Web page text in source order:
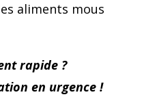
aliments mous
rapide ?
en urgence !